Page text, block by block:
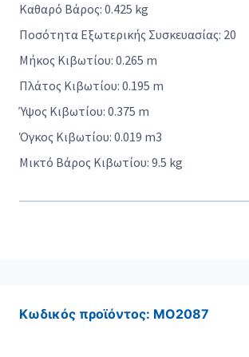
Καθαρό Βάρος: 0.425 kg
Ποσότητα Εξωτερικής Συσκευασίας: 20
Μήκος Κιβωτίου: 0.265 m
Πλάτος Κιβωτίου: 0.195 m
Ύψος Κιβωτίου: 0.375 m
Όγκος Κιβωτίου: 0.019 m3
Μικτό Βάρος Κιβωτίου: 9.5 kg
Κωδικός προϊόντος: MO2087